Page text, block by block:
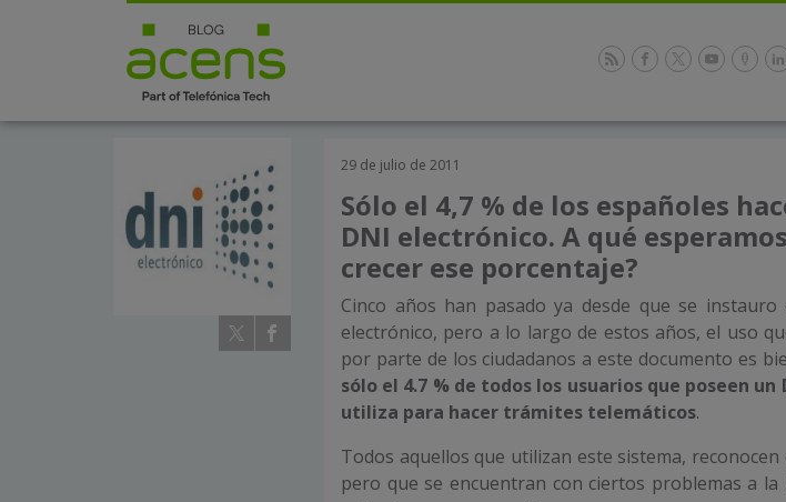
29 de julio de 2011
Sólo el 4,7 % de los españoles
DNI electrónico. A qué
crecer ese porcentaje?
Cinco años han pasado ya desde que se instauro
electrónico, pero a lo largo de estos años, el uso
por parte de los ciudadanos a este documento es
sólo el 4.7 % de todos los usuarios que poseen
utiliza para hacer trámites telemáticos.
Todos aquellos que utilizan este sistema,
pero que se encuentran con ciertos problemas a